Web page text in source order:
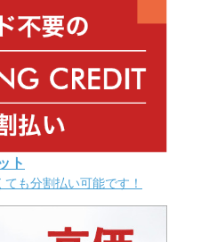
ト
も分割払い可能です！